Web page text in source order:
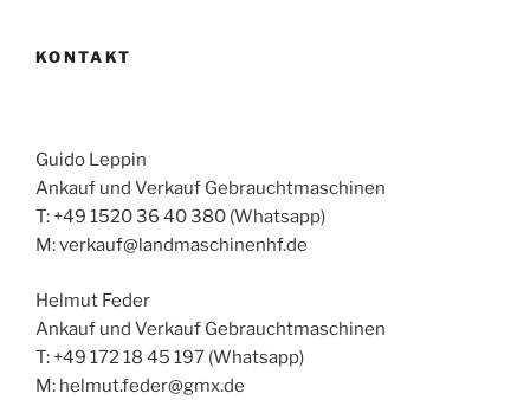
KONTAKT
Guido Leppin
Ankauf und Verkauf Gebrauchtmaschinen
T: +49 1520 36 40 380 (Whatsapp)
M: verkauf@landmaschinenhf.de
Helmut Feder
Ankauf und Verkauf Gebrauchtmaschinen
T: +49 172 18 45 197 (Whatsapp)
M: helmut.feder@gmx.de